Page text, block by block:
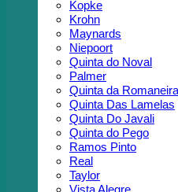
Kopke
Krohn
Maynards
Niepoort
Quinta do Noval
Palmer
Quinta da Romaneira
Quinta Das Lamelas
Quinta Do Javali
Quinta do Pego
Ramos Pinto
Real
Taylor
Vista Alegre